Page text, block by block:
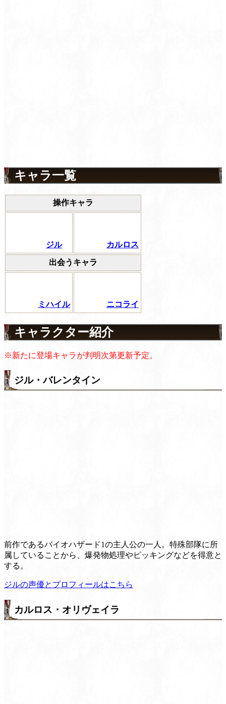
キャラ一覧
操作キャラ
ジル カルロス
出会うキャラ
ミハイル ニコライ
キャラクター紹介
※新たに登場キャラが判明次第更新予定。
ジル・バレンタイン
前作であるバイオハザード1の主人公の一人。特殊部隊に所
属していることから、爆発物処理やピッキングなどを得意と
する。
ジルの声優とプロフィールはこちら
カルロス・オリヴェイラ